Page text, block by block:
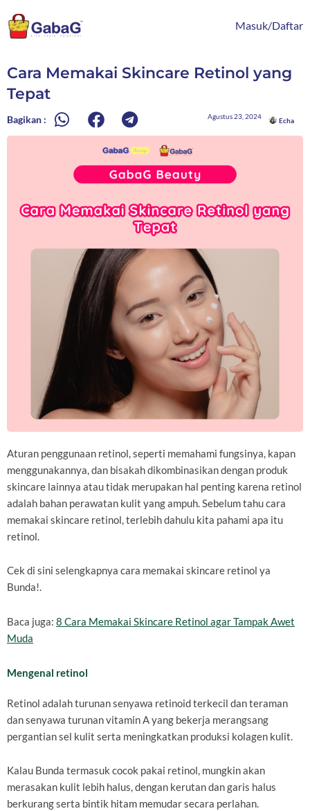
ke
konten
Masuk/Daftar
Cara Memakai Skincare Retinol yang
Tepat
Bagikan : Agustus 23, 2024
Echa
Aturan penggunaan retinol, seperti memahami fungsinya, kapan
menggunakannya, dan bisakah dikombinasikan dengan produk
skincare lainnya atau tidak merupakan hal penting karena retinol
adalah bahan perawatan kulit yang ampuh. Sebelum tahu cara
memakai skincare retinol, terlebih dahulu kita pahami apa itu
retinol.
Cek di sini selengkapnya cara memakai skincare retinol ya
Bunda!.
Baca juga: 8 Cara Memakai Skincare Retinol agar Tampak Awet
Muda
Mengenal retinol
Retinol adalah turunan senyawa retinoid terkecil dan teraman
dan senyawa turunan vitamin A yang bekerja merangsang
pergantian sel kulit serta meningkatkan produksi kolagen kulit.
Kalau Bunda termasuk cocok pakai retinol, mungkin akan
merasakan kulit lebih halus, dengan kerutan dan garis halus
berkurang serta bintik hitam memudar secara perlahan.